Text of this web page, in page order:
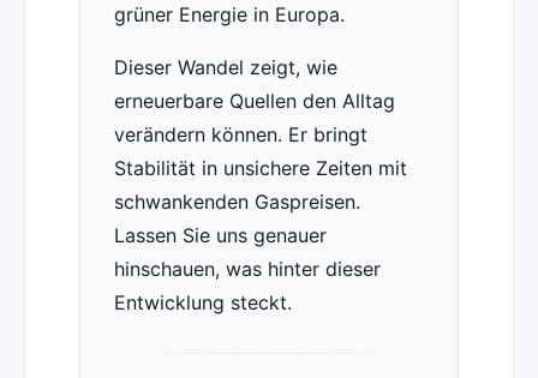
grüner Energie in Europa.
Dieser Wandel zeigt, wie
erneuerbare Quellen den Alltag
verändern können. Er bringt
Stabilität in unsichere Zeiten mit
schwankenden Gaspreisen.
Lassen Sie uns genauer
hinschauen, was hinter dieser
Entwicklung steckt.